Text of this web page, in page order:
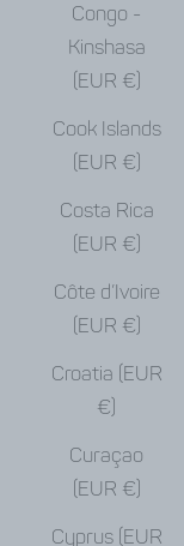
Congo -
Kinshasa
(EUR €)
Cook Islands
(EUR €)
Costa Rica
(EUR €)
Côte d’Ivoire
(EUR €)
Croatia (EUR
€)
Curaçao
(EUR €)
Cyprus (EUR